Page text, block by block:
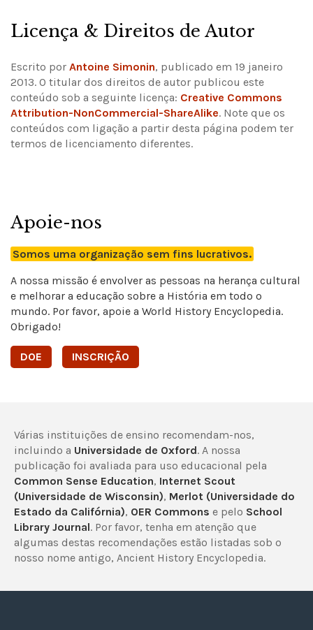
Licença & Direitos de Autor
Escrito por Antoine Simonin, publicado em 19 janeiro
2013. O titular dos direitos de autor publicou este
conteúdo sob a seguinte licença: Creative Commons
Attribution-NonCommercial-ShareAlike. Note que os
conteúdos com ligação a partir desta página podem ter
termos de licenciamento diferentes.
Apoie-nos
Somos uma organização sem fins lucrativos.
A nossa missão é envolver as pessoas na herança cultural
e melhorar a educação sobre a História em todo o
mundo. Por favor, apoie a World History Encyclopedia.
Obrigado!
DOE INSCRIÇÃO
Várias instituições de ensino recomendam-nos,
incluindo a Universidade de Oxford. A nossa
publicação foi avaliada para uso educacional pela
Common Sense Education, Internet Scout
(Universidade de Wisconsin), Merlot (Universidade do
Estado da Califórnia), OER Commons e pelo School
Library Journal. Por favor, tenha em atenção que
algumas destas recomendações estão listadas sob o
nosso nome antigo, Ancient History Encyclopedia.